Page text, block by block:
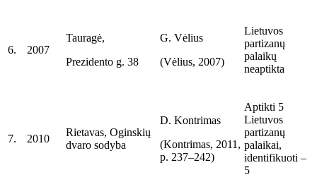
6. 2007
Tauragė,
Prezidento g. 38
G. Vėlius
(Vėlius, 2007)
Lietuvos
partizanų
palaikų
neaptikta
7. 2010
Rietavas, Oginskių
dvaro sodyba
D. Kontrimas
(Kontrimas, 2011,
p. 237–242)
Aptikti 5
Lietuvos
partizanų
palaikai,
identifikuoti –
5